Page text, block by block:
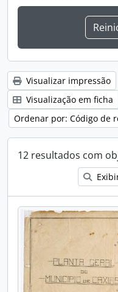
Visualizar impressão
Visualização em ficha
Ordenar por: Código de
12 resultados com